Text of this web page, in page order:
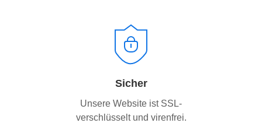
Sicher
Unsere Website ist SSL-
verschlüsselt und virenfrei.